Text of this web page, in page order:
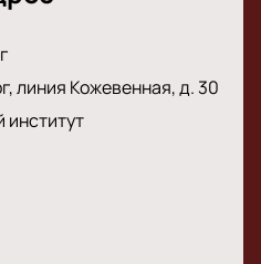
линия Кожевенная, д. 30
институт